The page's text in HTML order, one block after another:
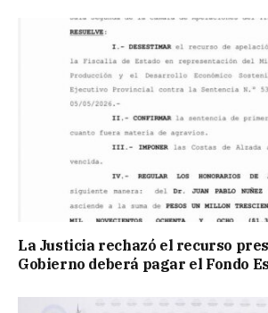
La Justicia rechazó el recurso
Gobierno deberá pagar el Fondo